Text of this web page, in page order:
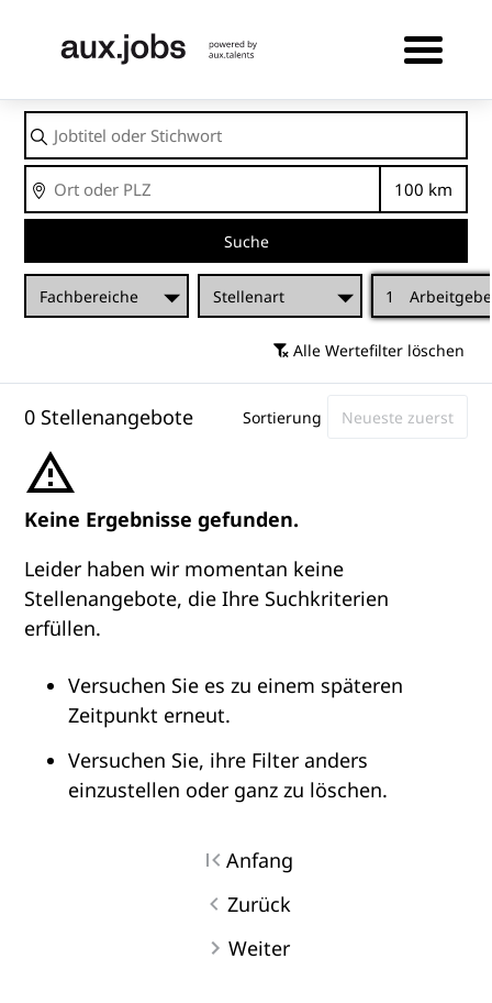
Jobtitel
oder
Stichwort
Ort
Suche
Fachbereiche Stellenart 1
Alle Wertefilter löschen
0 Stellenangebote Sortierung
Keine Ergebnisse gefunden.
Leider haben wir momentan keine
Stellenangebote, die Ihre Suchkriterien
erfüllen.
Versuchen Sie es zu einem späteren
Zeitpunkt erneut.
Versuchen Sie, ihre Filter anders
einzustellen oder ganz zu löschen.
Anfang
Zurück
Weiter